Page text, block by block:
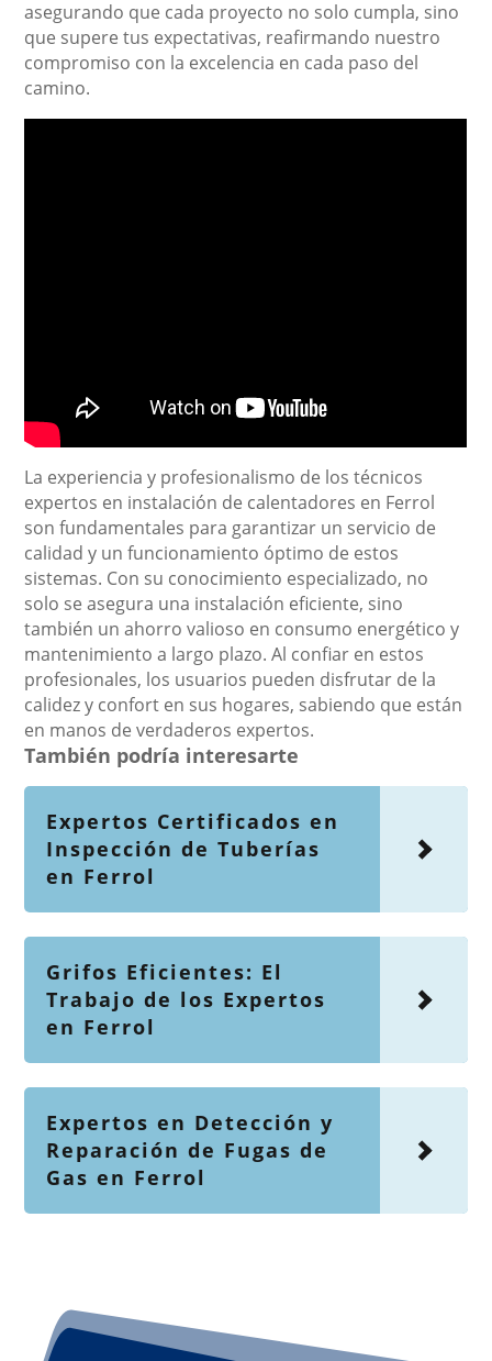
asegurando que cada proyecto no solo cumpla, sino
que supere tus expectativas, reafirmando nuestro
compromiso con la excelencia en cada paso del
camino.
La experiencia y profesionalismo de los técnicos
expertos en instalación de calentadores en Ferrol
son fundamentales para garantizar un servicio de
calidad y un funcionamiento óptimo de estos
sistemas. Con su conocimiento especializado, no
solo se asegura una instalación eficiente, sino
también un ahorro valioso en consumo energético y
mantenimiento a largo plazo. Al confiar en estos
profesionales, los usuarios pueden disfrutar de la
calidez y confort en sus hogares, sabiendo que están
en manos de verdaderos expertos.
También podría interesarte
Expertos Certificados en
Inspección de Tuberías
en Ferrol
Grifos Eficientes: El
Trabajo de los Expertos
en Ferrol
Expertos en Detección y
Reparación de Fugas de
Gas en Ferrol